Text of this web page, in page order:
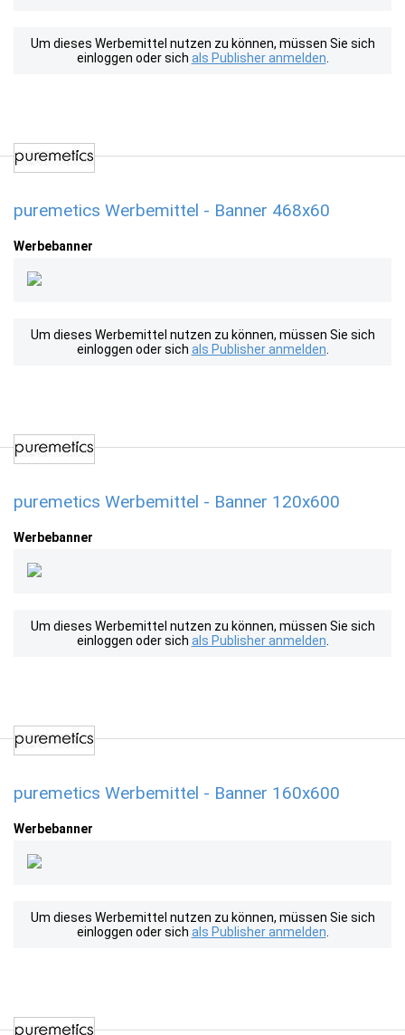
Um dieses Werbemittel nutzen zu können, müssen Sie sich
einloggen oder sich als Publisher anmelden
puremetics Werbemittel - Banner 468x60
Werbebanner
Um dieses Werbemittel nutzen zu können, müssen Sie sich
einloggen oder sich als Publisher anmelden
puremetics Werbemittel - Banner 120x600
Werbebanner
Um dieses Werbemittel nutzen zu können, müssen Sie sich
einloggen oder sich als Publisher anmelden
puremetics Werbemittel - Banner 160x600
Werbebanner
Um dieses Werbemittel nutzen zu können, müssen Sie sich
einloggen oder sich als Publisher anmelden